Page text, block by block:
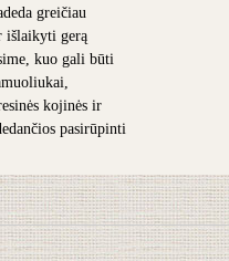
greičiau
išlaikyti gerą
kuo gali būti
kojinės ir
pasirūpinti